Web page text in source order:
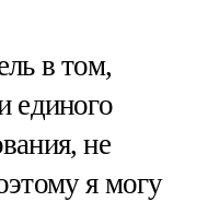
в том,
единого
не
я могу